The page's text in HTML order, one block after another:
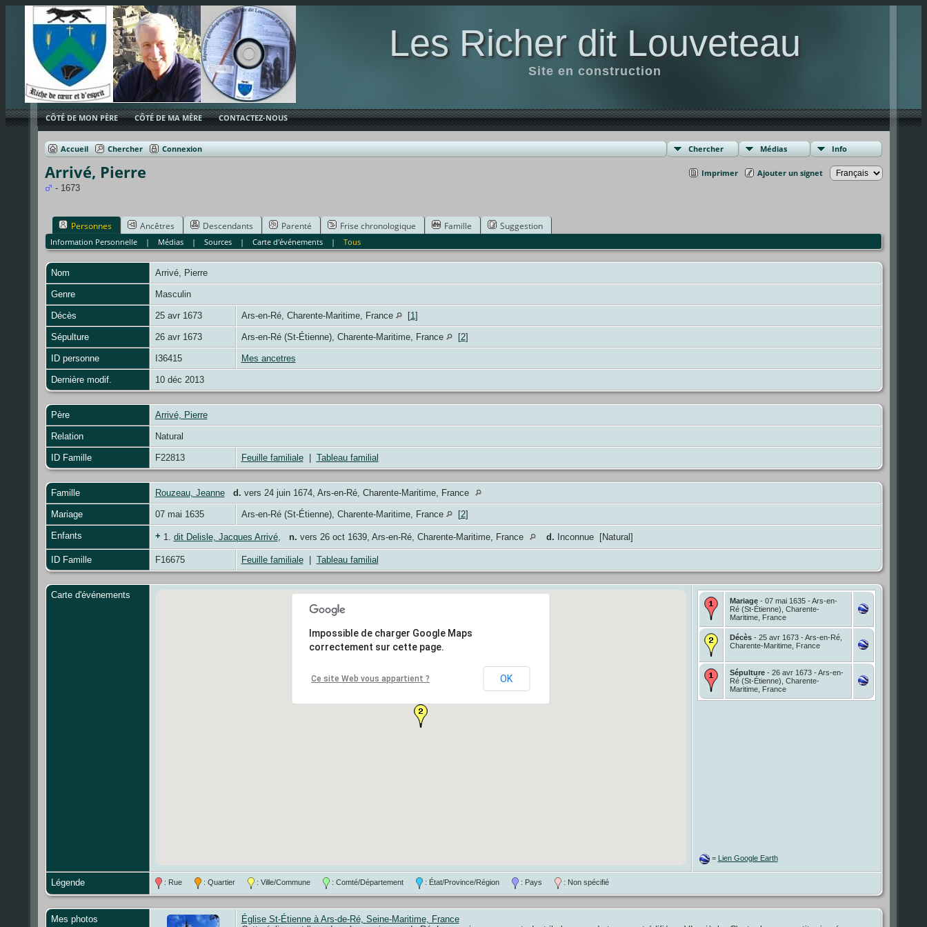
Les Richer dit Louveteau
Site en construction
CÔTÉ DE MON PÈRE CÔTÉ DE MA MÈRE CONTACTEZ-NOUS
Chercher Médias Info
Accueil Chercher Connexion
Imprimer Ajouter un signet
Arrivé, Pierre
- 1673
Personnes Ancêtres Descendants Parenté Frise chronologique Famille Suggestion
Information Personnelle | Médias |Sources |Carte d'événements |Tous
Nom Arrivé, Pierre
Genre Masculin
Décès 25 avr 1673 Ars-en-Ré, Charente-Maritime, France [1 ]
Sépulture 26 avr 1673 Ars-en-Ré (St-Étienne), Charente-Maritime, France [2]
ID personne I36415 Mes ancetres
Dernière modif. 10 déc 2013
Père Arrivé, Pierre
Relation Natural
ID Famille F22813 Feuille familiale| Tableau familial
Famille Rouzeau, Jeanne d. vers 24 juin 1674, Ars-en-Ré, Charente-Maritime, France
Mariage 07 mai 1635 Ars-en-Ré (St-Étienne), Charente-Maritime, France [2]
Enfants + 1. dit Delisle, Jacques Arrivé, n. vers 26 oct 1639, Ars-en-Ré, Charente-Maritime, France d. Inconnue [Natural]
ID Famille F16675 Feuille familiale| Tableau familial
Carte d'événements
Impossible de charger Google Maps
correctement sur cette page.
Ce site Web vous appartient ? OK
Mariage- 07 mai 1635 - Ars-en-
Ré (St-Étienne), Charente-
Maritime, France
Décès- 25 avr 1673 - Ars-en-Ré,
Charente-Maritime, France
Sépulture- 26 avr 1673 - Ars-en-
Ré (St-Étienne), Charente-
Maritime, France
= Lien Google Earth
Légende : Rue : Quartier : Ville/Commune : Comté/Département : État/Province/Région : Pays : Non spécifié
Mes photos
Église St-Étienne à Ars-de-Ré, Seine-Maritime, France